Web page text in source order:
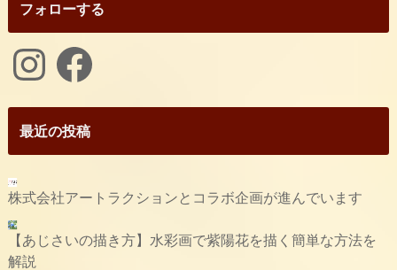
フォローする
InstagramFacebook
最近の投稿
株式会社アートラクションとコラボ企画が進んでいます
【あじさいの描き方】水彩画で紫陽花を描く簡単な方法を
解説